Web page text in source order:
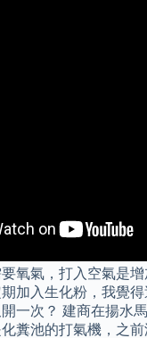
氧氣，打入空氣是
期加入生化粉，我覺
一次？ 建商在揚水
糞池的打氣機，之